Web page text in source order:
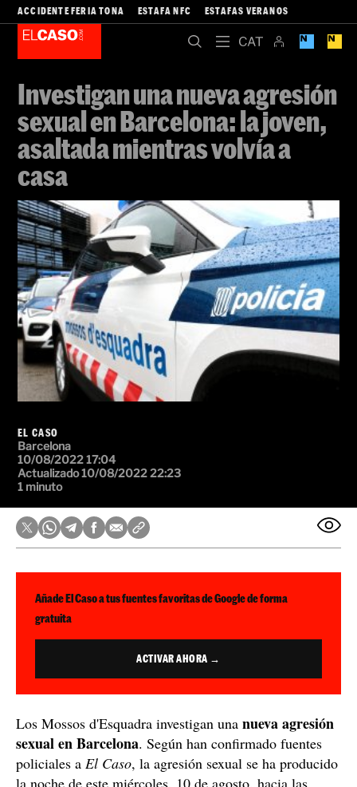
ACCIDENTE FERIA TONA ESTAFA NFC ESTAFAS VERANOS
Investigan una nueva agresión
sexual en Barcelona: la joven,
asaltada mientras volvía a
casa
EL CASO
Barcelona
10/08/2022 17:04
Actualizado 10/08/2022 22:23
1 minuto
Añade El Caso a tus fuentes favoritas de Google de forma
gratuita
ACTIVAR AHORA →
Los Mossos d'Esquadra investigan una nueva agresión
sexual en Barcelona. Según han confirmado fuentes
policiales a El Caso, la agresión sexual se ha producido
la noche de este miércoles, 10 de agosto, hacia las